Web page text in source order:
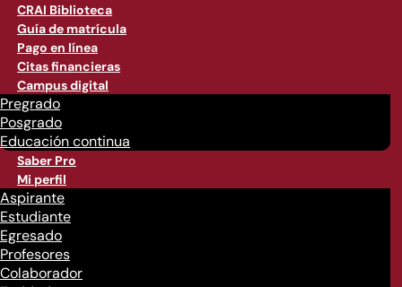
CRAI Biblioteca
Guía de matrícula
Pago en línea
Citas financieras
Campus digital
Pregrado
Posgrado
Educación continua
Saber Pro
Mi perfil
Aspirante
Estudiante
Egresado
Profesores
Colaborador